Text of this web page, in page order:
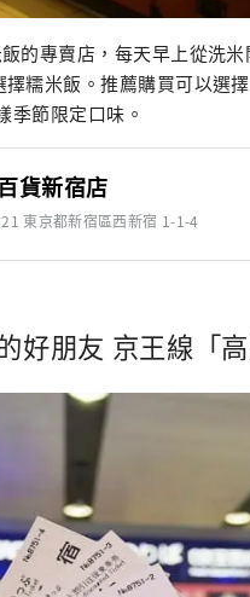
飯的專賣店，每天早上從洗
擇糯米飯。推薦購買可以選
季節限定口味。
貨新宿店
東京都新宿區西新宿 1-1-4
好朋友 京王線「